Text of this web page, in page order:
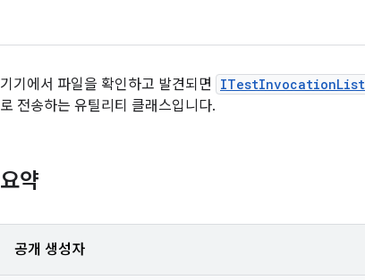
기기에서 파일을 확인하고 발견되면
로 전송하는 유틸리티 클래스입니다.
요약
공개 생성자